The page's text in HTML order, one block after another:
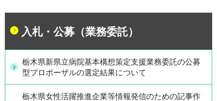
入札・公募（業務委託）
栃木県新県立病院基本構想策定支援業務委託の公募
型プロポーザルの選定結果について
栃木県女性活躍推進企業等情報発信のための記事作